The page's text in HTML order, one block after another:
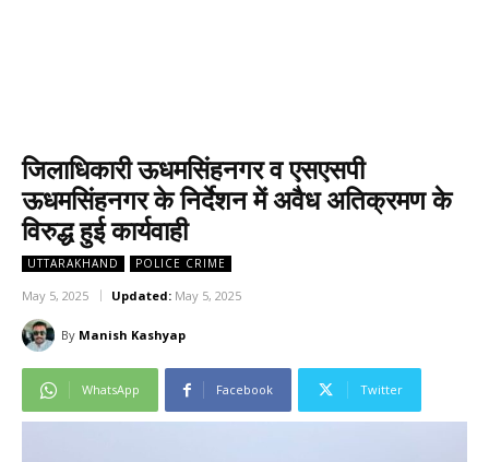
जिलाधिकारी ऊधमसिंहनगर व एसएसपी
ऊधमसिंहनगर के निर्देशन में अवैध अतिक्रमण के
विरुद्ध हुई कार्यवाही
UTTARAKHAND POLICE CRIME
May 5, 2025 Updated: May 5, 2025
By Manish Kashyap
WhatsApp Facebook Twitter